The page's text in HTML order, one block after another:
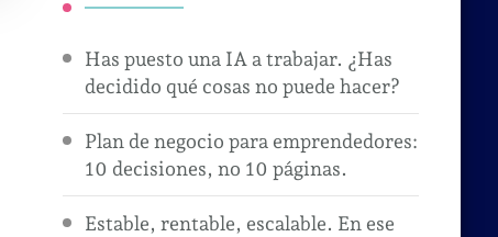
Has puesto una IA a trabajar. ¿Has
decidido qué cosas no puede hacer?
Plan de negocio para emprendedores:
10 decisiones, no 10 páginas.
Estable, rentable, escalable. En ese